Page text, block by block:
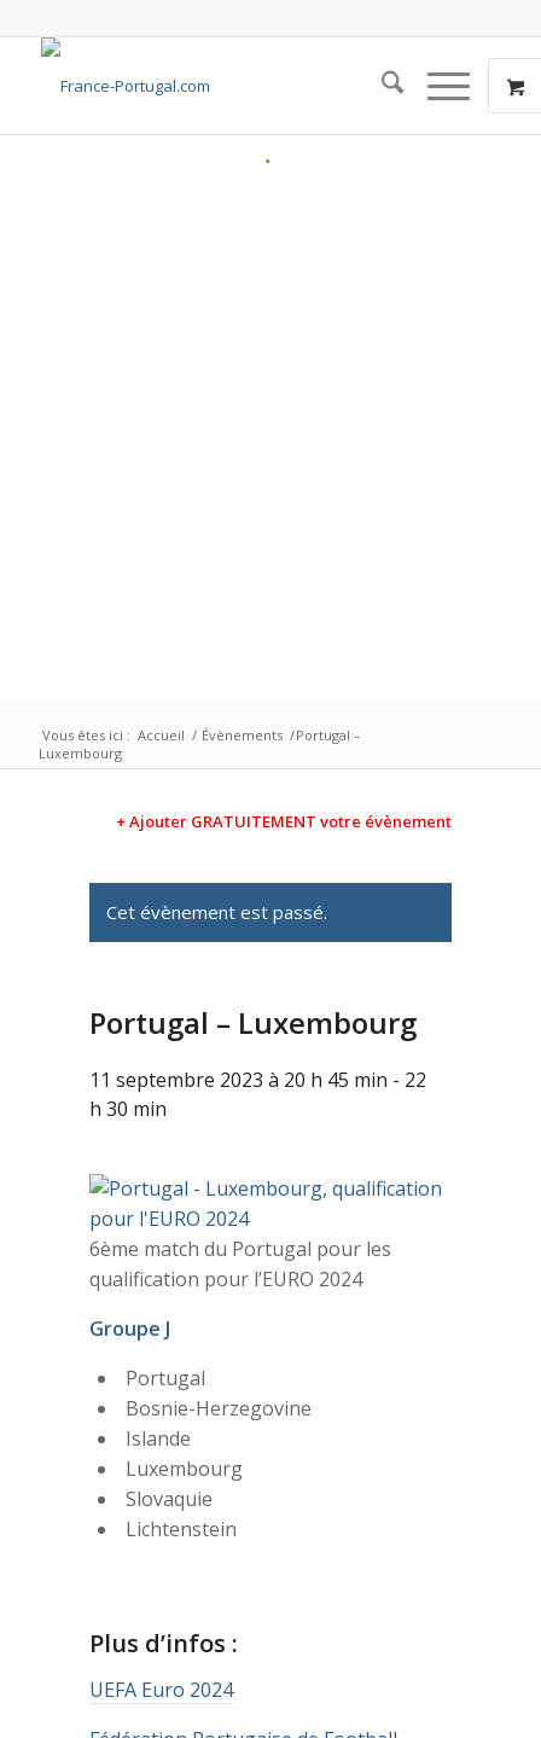
Vous êtes ici : Accueil / Évènements /Portugal –
Luxembourg
+ Ajouter GRATUITEMENT votre évènement
Cet évènement est passé.
Portugal – Luxembourg
11 septembre 2023 à 20 h 45 min - 22
h 30 min
6ème match du Portugal pour les
qualification pour l’EURO 2024
Groupe J
Portugal
Bosnie-Herzegovine
Islande
Luxembourg
Slovaquie
Lichtenstein
Plus d’infos :
UEFA Euro 2024